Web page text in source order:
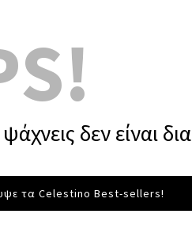
δεν είναι
τα Celestino Best-sellers!